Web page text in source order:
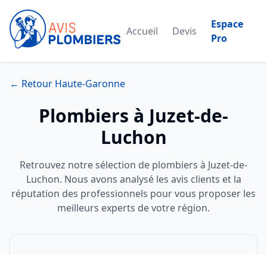
Accueil Devis
Espace
Pro
← Retour Haute-Garonne
Plombiers à Juzet-de-
Luchon
Retrouvez notre sélection de plombiers à Juzet-de-
Luchon. Nous avons analysé les avis clients et la
réputation des professionnels pour vous proposer les
meilleurs experts de votre région.